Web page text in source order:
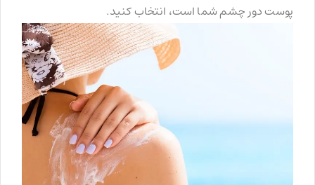
پوست دور چشم شما است، انتخاب کنید.